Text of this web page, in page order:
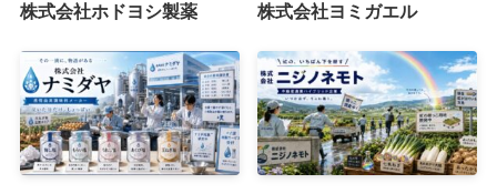
株式会社ホドヨシ製薬 株式会社ヨミガエル